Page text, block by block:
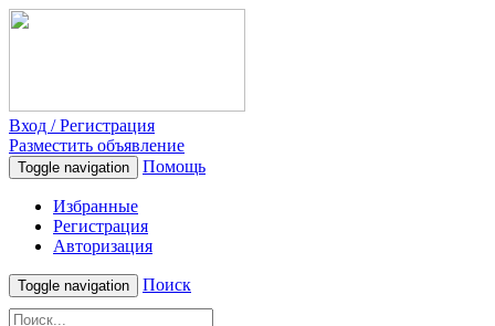
Вход / Регистрация
Разместить объявление
Toggle navigation Помощь
Избранные
Регистрация
Авторизация
Toggle navigation Поиск